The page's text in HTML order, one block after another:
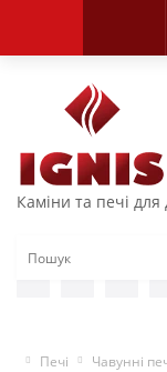
Каміни та печі для
Печі Чавунні